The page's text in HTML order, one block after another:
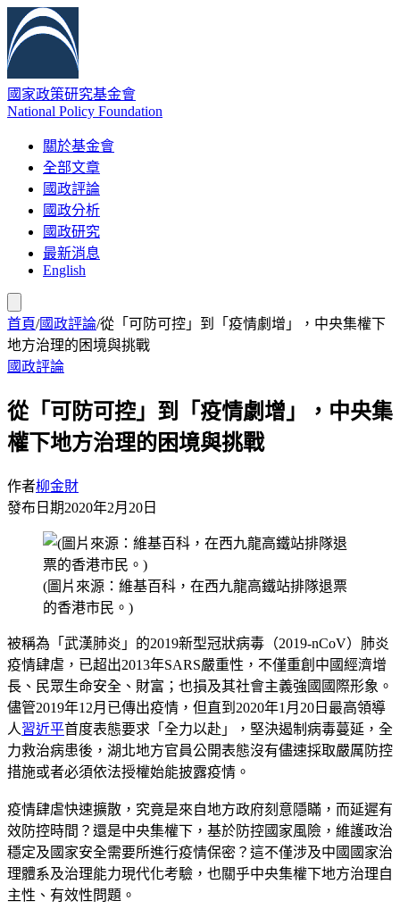
國家政策研究基金會
National Policy Foundation
關於基金會
全部文章
國政評論
國政分析
國政研究
最新消息
English
首頁/國政評論/從「可防可控」到「疫情劇增」，中央集權下
地方治理的困境與挑戰
國政評論
從「可防可控」到「疫情劇增」，中央集
權下地方治理的困境與挑戰
作者柳金財
發布日期2020年2月20日
(圖片來源：維基百科，在西九龍高鐵站排隊退票
的香港市民。)
被稱為「武漢肺炎」的2019新型冠狀病毒（2019-nCoV）肺炎
疫情肆虐，已超出2013年SARS嚴重性，不僅重創中國經濟增
長、民眾生命安全、財富；也損及其社會主義強國國際形象。
儘管2019年12月已傳出疫情，但直到2020年1月20日最高領導
人習近平首度表態要求「全力以赴」，堅決遏制病毒蔓延，全
力救治病患後，湖北地方官員公開表態沒有儘速採取嚴厲防控
措施或者必須依法授權始能披露疫情。
疫情肆虐快速擴散，究竟是來自地方政府刻意隱瞞，而延遲有
效防控時間？還是中央集權下，基於防控國家風險，維護政治
穩定及國家安全需要所進行疫情保密？這不僅涉及中國國家治
理體系及治理能力現代化考驗，也關乎中央集權下地方治理自
主性、有效性問題。